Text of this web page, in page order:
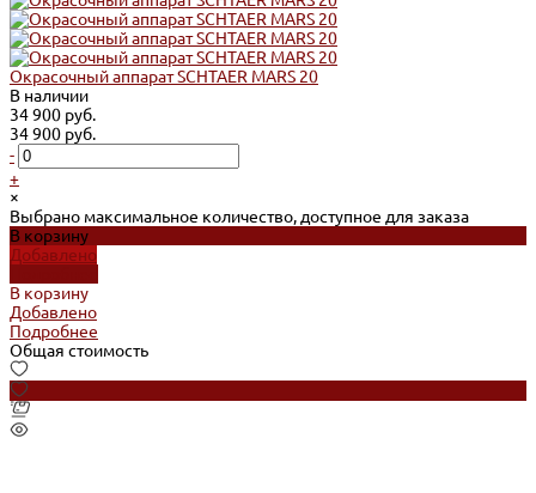
Окрасочный аппарат SCHTAER MARS 20
В наличии
34 900 руб.
34 900 руб.
-
+
×
Выбрано максимальное количество, доступное для заказа
В корзину
Добавлено
В корзину
Добавлено
Подробнее
Общая стоимость